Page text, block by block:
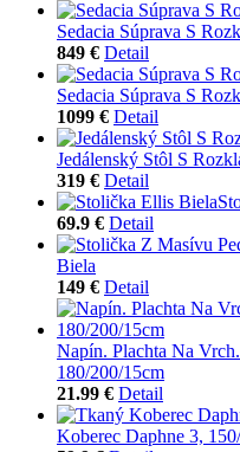
Sedacia Súprava S
849 € Detail
Sedacia Súprava S
1099 € Detail
Jedálenský Stôl S
319 € Detail
69.9 € Detail
Biela
149 € Detail
Napín. Plachta Na
180/200/15cm
21.99 € Detail
Koberec Daphne 3,